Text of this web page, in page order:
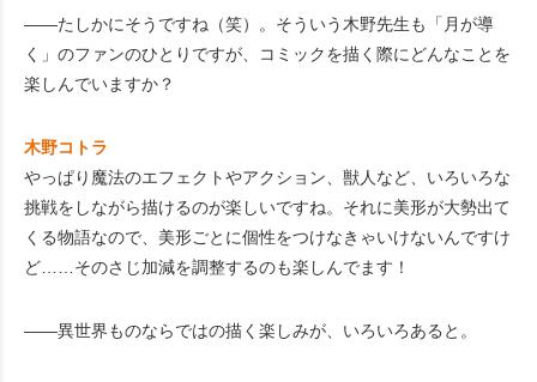
――たしかにそうですね（笑）。そういう木野先生も「月が導
く」のファンのひとりですが、コミックを描く際にどんなことを
楽しんでいますか？
木野コトラ
やっぱり魔法のエフェクトやアクション、獣人など、いろいろな
挑戦をしながら描けるのが楽しいですね。それに美形が大勢出て
くる物語なので、美形ごとに個性をつけなきゃいけないんですけ
ど……そのさじ加減を調整するのも楽しんでます！
――異世界ものならではの描く楽しみが、いろいろあると。